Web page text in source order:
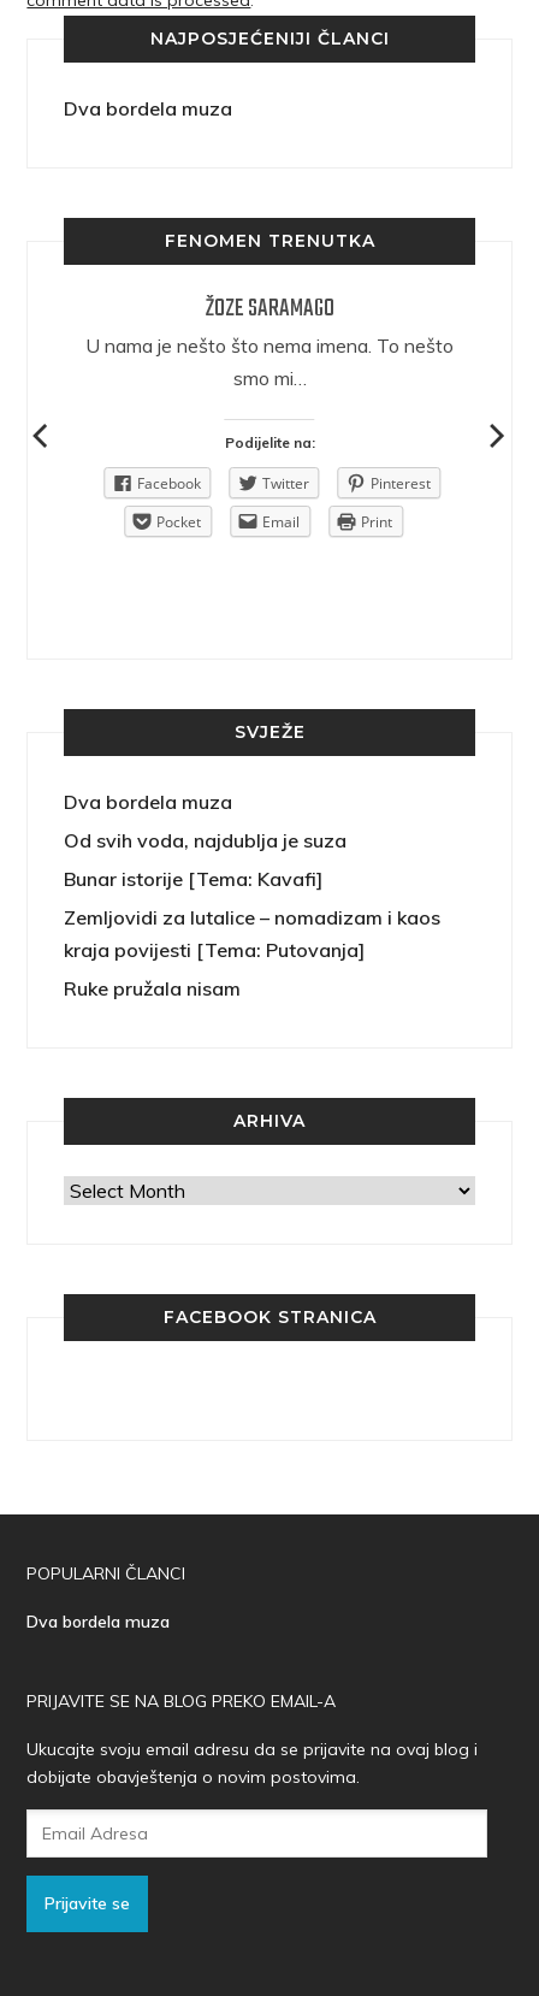
NAJPOSJEĆENIJI ČLANCI
Dva bordela muza
FENOMEN TRENUTKA
ŽOZE SARAMAGO
U nama je nešto što nema imena. To nešto
smo mi…
Podijelite na:
Facebook Twitter
Pinterest
Pocket
Email Print
SVJEŽE
Dva bordela muza
Od svih voda, najdublja je suza
Bunar istorije [Tema: Kavafi]
Zemljovidi za lutalice – nomadizam i kaos
kraja povijesti [Tema: Putovanja]
Ruke pružala nisam
ARHIVA
Arhiva
FACEBOOK STRANICA
POPULARNI ČLANCI
Dva bordela muza
PRIJAVITE SE NA BLOG PREKO EMAIL-A
Ukucajte svoju email adresu da se prijavite na ovaj blog i
dobijate obavještenja o novim postovima.
Prijavite se